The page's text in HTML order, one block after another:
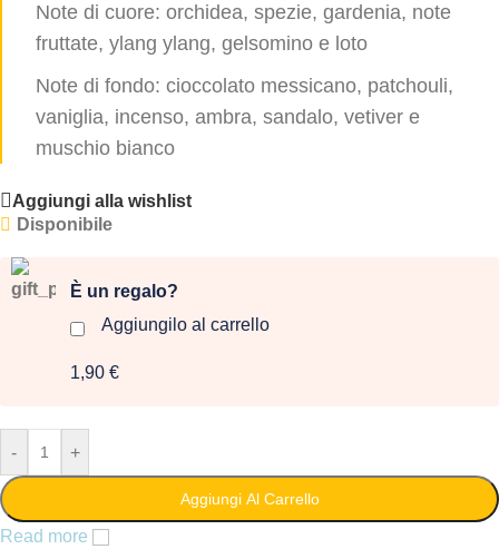
Note di cuore: orchidea, spezie, gardenia, note
fruttate, ylang ylang, gelsomino e loto
Note di fondo: cioccolato messicano, patchouli,
vaniglia, incenso, ambra, sandalo, vetiver e
muschio bianco
Aggiungi alla wishlist
Disponibile
È un regalo?
Aggiungilo al carrello
1,90 €
- +
Aggiungi Al Carrello
Read more